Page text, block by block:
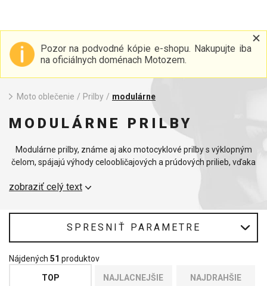
Pozor na podvodné kópie e-shopu. Nakupujte iba
na oficiálnych doménach Motozem.
Moto oblečenie / Prilby / modulárne
MODULÁRNE PRILBY
Modulárne prilby, známe aj ako motocyklové prilby s výklopným
čelom, spájajú výhody celoobličajových a prúdových prilieb, vďaka
motocyklové prilby ponúkajú vynikajúcu flexibilitu, pretože prednú
nápojov bez nutnosti odnímania prilby. Vďaka robustnej
konštrukcii a integrovaným bezpečnostným prvkom poskytuje
vďaka svojej univerzálnosti pre rôzne typy jazdy.
do mesta alebo na dlhé výlety s integrovanou prilbou pre
zobraziť celý text
SPRESNIŤ PARAMETRE
Nájdených 51 produktov
TOP
NAJLACNEJŠIE NAJDRAHŠIE